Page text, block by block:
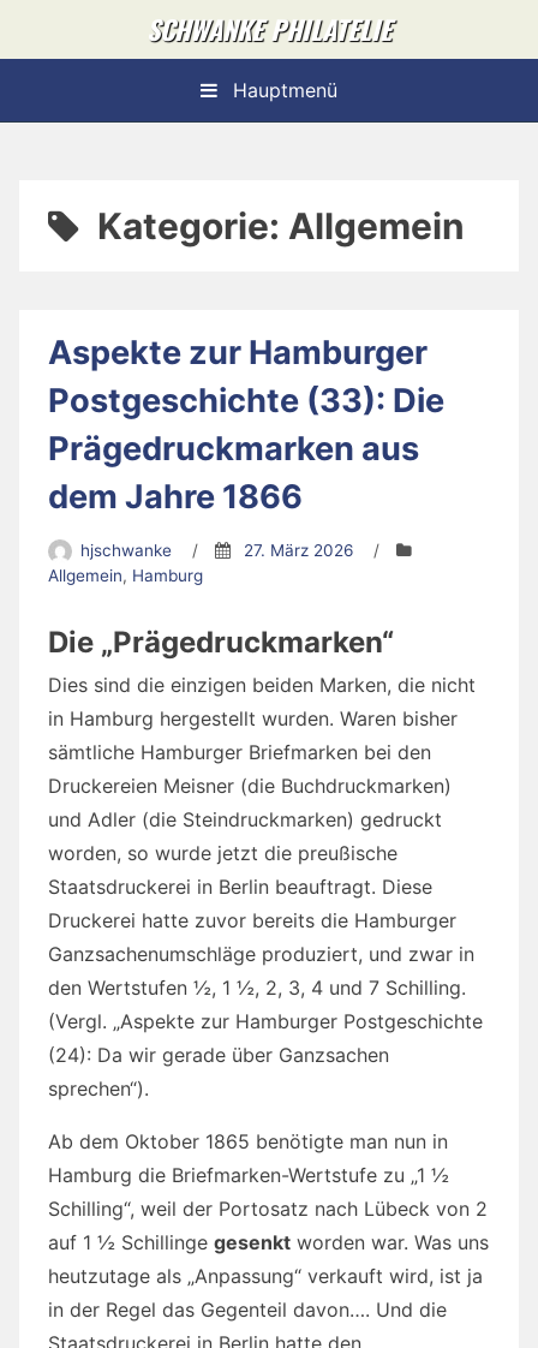
SCHWANKE PHILATELIE
Hauptmenü
Kategorie: Allgemein
Aspekte zur Hamburger
Postgeschichte (33): Die
Prägedruckmarken aus
dem Jahre 1866
hjschwanke / 27. März 2026
/
Allgemein, Hamburg
Die „Prägedruckmarken“
Dies sind die einzigen beiden Marken, die nicht
in Hamburg hergestellt wurden. Waren bisher
sämtliche Hamburger Briefmarken bei den
Druckereien Meisner (die Buchdruckmarken)
und Adler (die Steindruckmarken) gedruckt
worden, so wurde jetzt die preußische
Staatsdruckerei in Berlin beauftragt. Diese
Druckerei hatte zuvor bereits die Hamburger
Ganzsachenumschläge produziert, und zwar in
den Wertstufen ½, 1 ½, 2, 3, 4 und 7 Schilling.
(Vergl. „Aspekte zur Hamburger Postgeschichte
(24): Da wir gerade über Ganzsachen
sprechen“).
Ab dem Oktober 1865 benötigte man nun in
Hamburg die Briefmarken-Wertstufe zu „1 ½
Schilling“, weil der Portosatz nach Lübeck von 2
auf 1 ½ Schillinge gesenkt worden war. Was uns
heutzutage als „Anpassung“ verkauft wird, ist ja
in der Regel das Gegenteil davon…. Und die
Staatsdruckerei in Berlin hatte den